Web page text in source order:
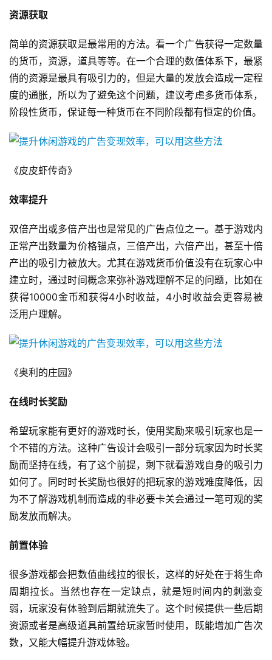
首
页
游
茶
原
创
游
戏
业
界
手
机
游
戏
单
机
游
戏
闲
戏
2
0
2
资源获取
简单的资源获取是最常用的方法。看一个广告获得一定数量
的货币，资源，道具等等。在一个合理的数值体系下，最紧
俏的资源是最具有吸引力的，但是大量的发放会造成一定程
度的通胀，所以为了避免这个问题，建议考虑多货币体系，
阶段性货币，保证每一种货币在不同阶段都有恒定的价值。
《皮皮虾传奇》
效率提升
双倍产出或多倍产出也是常见的广告点位之一。基于游戏内
正常产出数量为价格锚点，三倍产出，六倍产出，甚至十倍
产出的吸引力被放大。尤其在游戏货币价值没有在玩家心中
建立时，通过时间概念来弥补游戏理解不足的问题，比如在
获得10000金币和获得4小时收益，4小时收益会更容易被
泛用户理解。
《奥利的庄园》
在线时长奖励
希望玩家能有更好的游戏时长，使用奖励来吸引玩家也是一
个不错的方法。这种广告设计会吸引一部分玩家因为时长奖
励而坚持在线，有了这个前提，剩下就看游戏自身的吸引力
如何了。同时时长奖励也很好的把玩家的游戏难度降低，因
为不了解游戏机制而造成的非必要卡关会通过一笔可观的奖
励发放而解决。
前置体验
很多游戏都会把数值曲线拉的很长，这样的好处在于将生命
周期拉长。当然也存在一定缺点，就是短时间内的刺激变
弱，玩家没有体验到后期就流失了。这个时候提供一些后期
资源或者是高级道具前置给玩家暂时使用，既能增加广告次
数，又能大幅提升游戏体验。